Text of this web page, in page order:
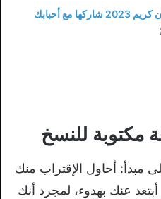
مع أحبابك
مكتوبة للنسخ
مبدأ: أحاول الإقتراب منك
أبتعد عنك بهدوء، لمجرد أنك